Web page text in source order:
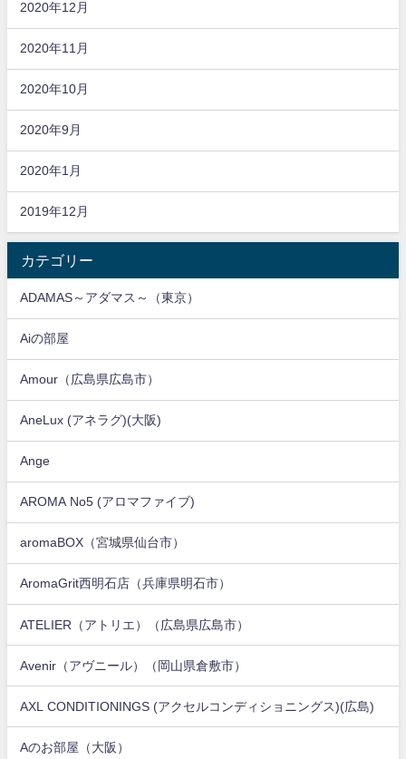
2020年12月
2020年11月
2020年10月
2020年9月
2020年1月
2019年12月
カテゴリー
ADAMAS～アダマス～（東京）
Aiの部屋
Amour（広島県広島市）
AneLux (アネラグ)(大阪)
Ange
AROMA No5 (アロマファイブ)
aromaBOX（宮城県仙台市）
AromaGrit西明石店（兵庫県明石市）
ATELIER（アトリエ）（広島県広島市）
Avenir（アヴニール）（岡山県倉敷市）
AXL CONDITIONINGS (アクセルコンディショニングス)(広島)
Aのお部屋（大阪）